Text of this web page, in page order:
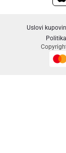
Uslovi